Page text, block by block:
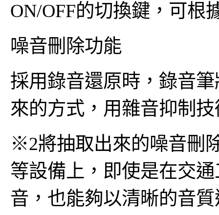
ON/OFF的切換鍵，可根
噪音刪除功能
採用錄音還原時，錄音
來的方式，用雜音抑制技
※2將抽取出來的噪音刪
等設備上，即使是在交
音，也能夠以清晰的音